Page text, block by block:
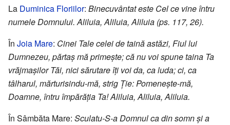
La Duminica Floriilor: Binecuvântat este Cel ce vine întru
numele Domnului. Aliluia, Aliluia, Aliluia (ps. 117, 26).
În Joia Mare: Cinei Tale celei de taină astăzi, Fiul lui
Dumnezeu, părtaş mă primeşte; că nu voi spune taina Ta
vrăjmaşilor Tăi, nici sărutare îţi voi da, ca luda; ci, ca
tâlharul, mărturisindu-mă, strig Ţie: Pomeneşte-mă,
Doamne, întru împărăţia Ta! Aliluia, Aliluia, Aliluia.
În Sâmbăta Mare: Sculatu-S-a Domnul ca din somn şi a